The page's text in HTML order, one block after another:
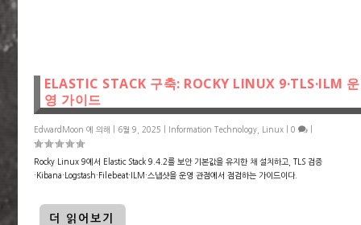
ELASTIC STACK 구축: ROCKY LINUX 9·TLS·ILM 운
영 가이드
EdwardMoon 에 의해 | 6월 9, 2025 Information Technology Linux |0
Rocky Linux 9에서 Elastic Stack 9.4.2를 보안 기본값을 유지한 채 설치하고, TLS 검증
·Kibana·Logstash·Filebeat·ILM·스냅샷을 운영 관점에서 점검하는 가이드이다.
더 읽어보기